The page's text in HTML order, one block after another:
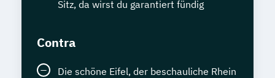
Sitz, da wirst du garantiert fündig
Contra
Die schöne Eifel, der beschauliche Rhein